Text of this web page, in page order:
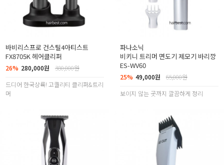
바비리스프로 건스틸4아티스트
FX8705K 헤어클리퍼
26% 280,000원
380,000원
드디어 한국상륙! 고퀄리티 클리퍼&트리
머
파나소닉
비키니 트리머 면도기 제모기 바리깡
ES-WV60
25% 49,000원
65,000원
보이지 않는 곳까지 깔끔하게 정리